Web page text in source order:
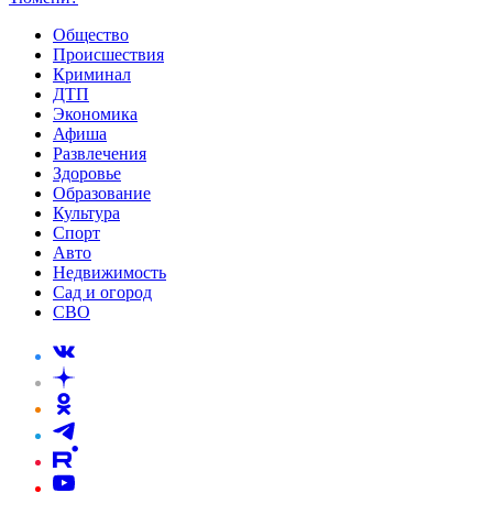
Общество
Происшествия
Криминал
ДТП
Экономика
Афиша
Развлечения
Здоровье
Образование
Культура
Спорт
Авто
Недвижимость
Сад и огород
СВО